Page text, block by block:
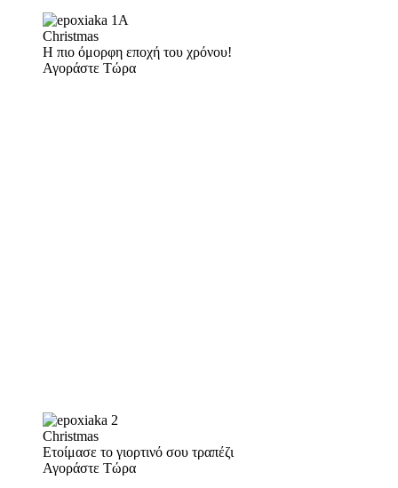
Christmas
Η πιο όμορφη εποχή του χρόνου!
Αγοράστε Τώρα
Christmas
Ετοίμασε το γιορτινό σου τραπέζι
Αγοράστε Τώρα